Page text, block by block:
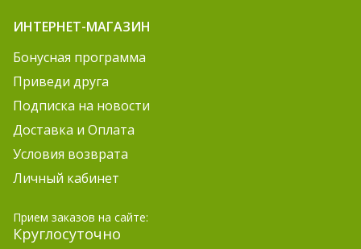
ИНТЕРНЕТ-МАГАЗИН
Бонусная программа
Приведи друга
Подписка на новости
Доставка и Оплата
Условия возврата
Личный кабинет
Прием заказов на сайте:
Круглосуточно